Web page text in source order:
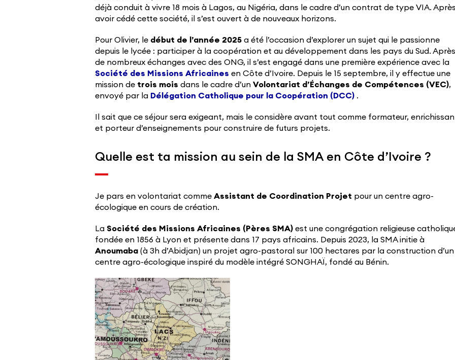
déjà conduit à vivre 18 mois à Lagos, au Nigéria, dans le cadre d’un contrat de type VIA. Après
avoir cédé cette société, il s’est ouvert à de nouveaux horizons.
Pour Olivier, le début de l’année 2025 a été l’occasion d’explorer un sujet qui le passionne
depuis le lycée : participer à la coopération et au développement dans les pays du Sud. Après
de nombreux échanges avec des ONG, il s’est engagé dans une première expérience avec la
Société des Missions Africaines en Côte d’Ivoire. Depuis le 15 septembre, il y effectue une
mission de trois mois dans le cadre d’un Volontariat d’Échanges de Compétences (VEC),
envoyé par la Délégation Catholique pour la Coopération (DCC) .
Il sait que ce séjour sera exigeant, mais le considère avant tout comme formateur,
et porteur d’enseignements pour construire de futurs projets.
Quelle est ta mission au sein de la SMA en Côte d’Ivoire ?
Je pars en volontariat comme Assistant de Coordination Projet pour un centre agro-
écologique en cours de création.
La Société des Missions Africaines (Pères SMA) est une congrégation religieuse
fondée en 1856 à Lyon et présente dans 17 pays africains. Depuis 2023, la SMA initie à
Anoumaba (à 3h d’Abidjan) un projet agro-pastoral sur 100 hectares par la construction d’un
centre agro-écologique inspiré du modèle intégré SONGHAÏ, fondé au Bénin.